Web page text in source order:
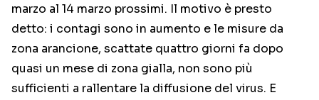
marzo al 14 marzo prossimi. Il motivo è presto
detto: i contagi sono in aumento e le misure da
zona arancione, scattate quattro giorni fa dopo
quasi un mese di zona gialla, non sono più
sufficienti a rallentare la diffusione del virus. E